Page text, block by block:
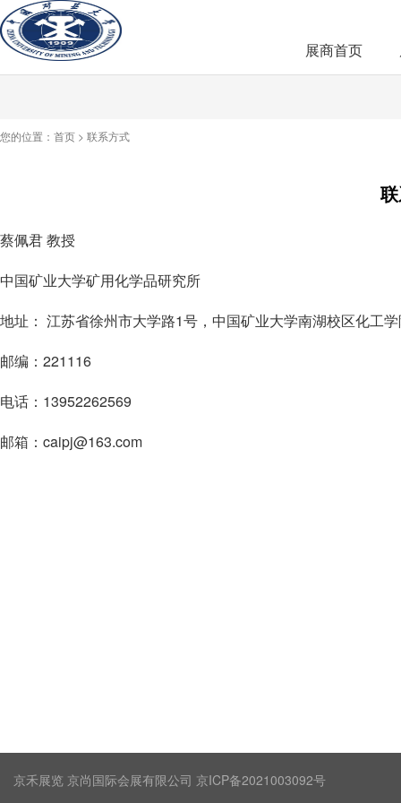
展商首页
您的位置： 首页 > 联系方式
蔡佩君 教授
中国矿业大学矿用化学品研究所
地址： 江苏省徐州市大学路1号，中国矿业大学南湖校区化工
邮编：221116
电话：13952262569
邮箱：caipj@163.com
京禾展览 京尚国际会展有限公司 京ICP备2021003092号